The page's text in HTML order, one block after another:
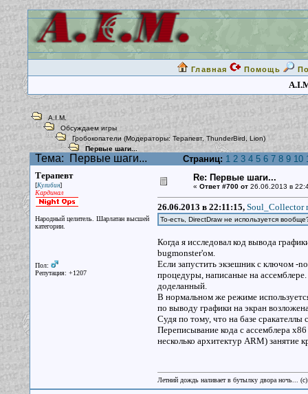
Главная Помощь
A.I.M.
Обсуждаем игры
Гробокопатели (Модераторы: Терапевт, ThunderBird Lion)
Первые шаги...
Тема: Первые шаги... Страниц: 1 2 3 4 5 6 7 8 9 10
Терапевт
[Кулибин]
Кардинал
Народный целитель. Шарлатан высшей
категории.
Пол:
Репутация: +1207
Re: Первые шаги...
« Ответ #700 от26.06.2013 в
26.06.2013 в 22:11:15, Soul_Collector
То-есть, DirectDraw не используется
Когда я исследовал код вывода
bugmonster'ом.
Если запустить экзешник с ключом -
процедуры, написаные на
доделанный.
В нормальном же режиме
по выводу графики на экран
Судя по тому, что на базе
Переписывание кода с ассемблера
несколько архитектур ARM) занятие
Летний дождь наливает в бутылку двора ночь...